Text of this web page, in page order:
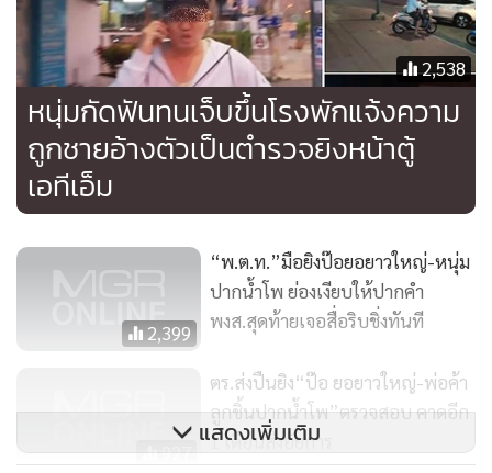
โดยมารดาของ นายวิศิษฏ์ ที่ยืนอยู่หน้าตู้เอทีเอ็ม กำลังโต้เถียงกับ
ชายแปลกหน้า โดยมีนายวิศิษฏ์เดินเข้ามาพูดคุยแล้วเกิดการโต้
เถียงกันอีก ซึ่งก่อนที่เหตุการณ์จะบานปลาย ชายแปลกหน้าราย
นี้ ได้นำโทรศัพท์มือถือมาโทร.พูดคุยอยู่ตลอดเวลา กระทั่งผ่าน
ไปสักพัก จึงเดินปรี่เข้ามากระชากแขนมารดาของนายวิศิษฏ์ จน
เหวี่ยงกำปั้นใส่ไปที่หน้าของชายแปลกหน้า จนเกิดการชกต่อย
นายวิศิษฏ์ ที่มีรูปร่างใหญ่กว่า รัวหมัดใส่ชายแปลกหน้าคู่กรณี
อย่างไม่ยั้ง จนชายแปลกหน้าต้องเดินถอยแล้วเสียหลักล้มลง และ
ถูกนายวิศิษฏ์ก้มลงไปค้ำตัวต่อย ชนิดที่ว่าต้องเมาหมัดอีกชุด
2,538
หนุ่มกัดฟันทนเจ็บขึ้นโรงพักแจ้งความ
ถูกชายอ้างตัวเป็นตำรวจยิงหน้าตู้
เอทีเอ็ม
2,399
“พ.ต.ท.”มือยิงป๊อยอยาวใหญ่-หนุ่ม
ปากน้ำโพ ย่องเงียบให้ปากคำ
พงส.สุดท้ายเจอสื่อริบชิ่งทันที
927
ตร.ส่งปืนยิง“ป๊อ ยอยาวใหญ่-พ่อค้า
ลูกชิ้นปากน้ำโพ”ตรวจสอบ คาดอีก
1 เดือนส่งอัยการ
แสดงเพิ่มเติม